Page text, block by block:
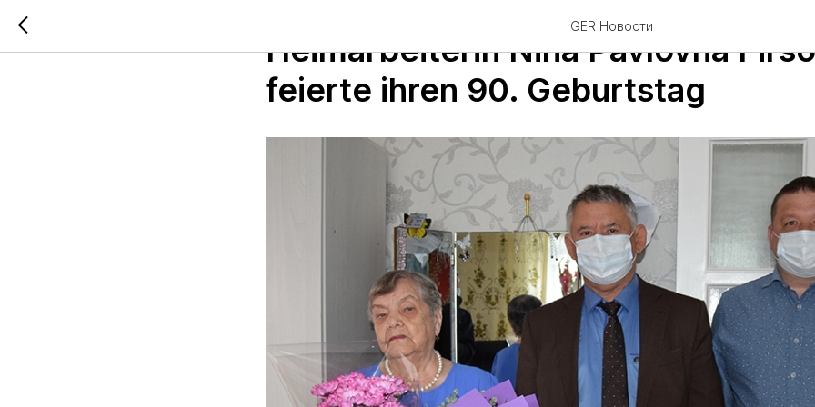
GER Новости
Heimarbeiterin Nina Pavlovna
feierte ihren 90. Geburtstag